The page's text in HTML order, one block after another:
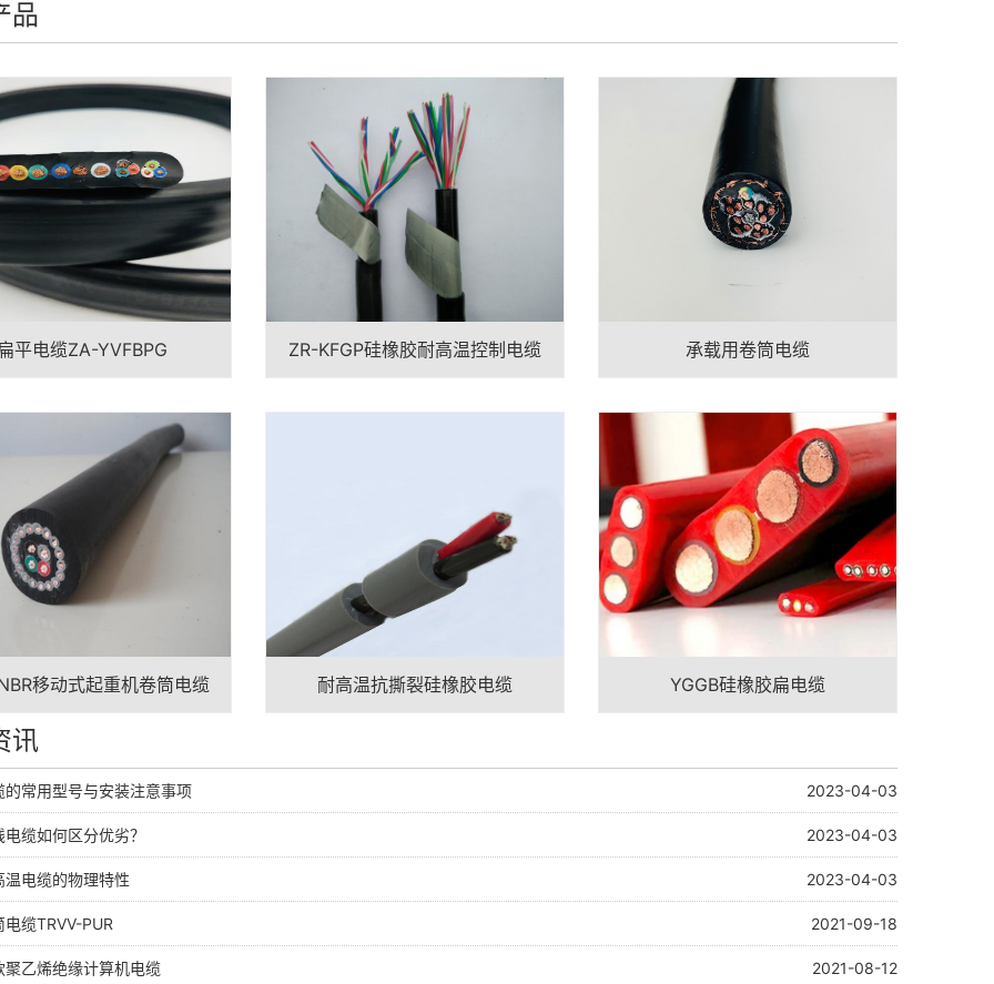
品
平电缆ZA-YVFBPG ZR-KFGP硅橡胶耐高温控制电缆 承载用卷筒电缆
移动式起重机卷筒电缆 耐高温抗撕裂硅橡胶电缆 YGGB硅橡胶扁电缆
讯
的常用型号与安装注意事项 2023-04-03
缆如何区分优劣？ 2023-04-03
温电缆的物理特性 2023-04-03
缆TRVV-PUR 2021-09-18
聚乙烯绝缘计算机电缆 2021-08-12